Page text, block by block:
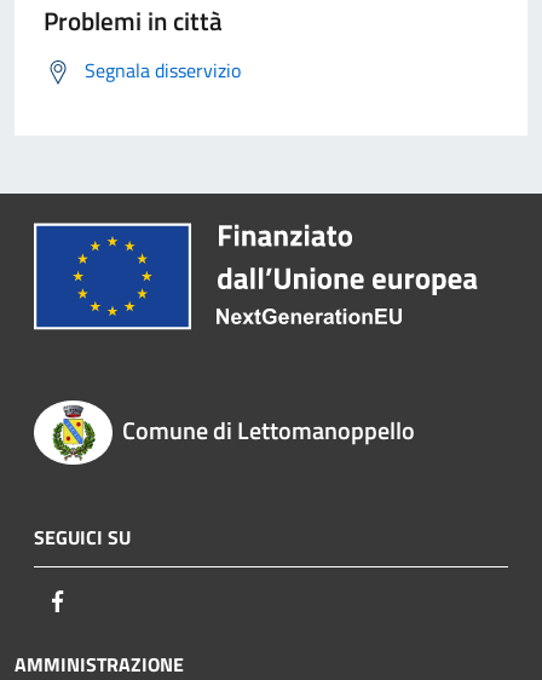
Problemi in città
Segnala disservizio
Comune di Lettomanoppello
SEGUICI SU
AMMINISTRAZIONE